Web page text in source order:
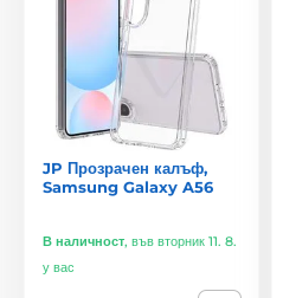
JP Прозрачен калъф,
Samsung Galaxy A56
В наличност, във вторник 11. 8.
у вас